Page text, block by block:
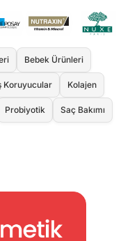
Bebek Ürünleri
Koruyucular Kolajen
Probiyotik Saç Bakımı